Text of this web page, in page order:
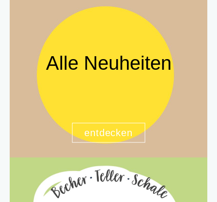
Alle Neuheiten
entdecken